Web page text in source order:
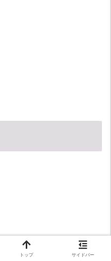
トップ サイドバー